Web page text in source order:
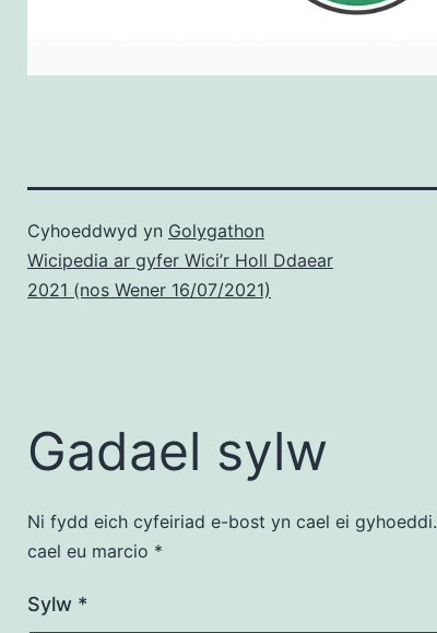
Cyhoeddwyd yn Golygathon
Wicipedia ar gyfer Wici’r Holl Ddaear
2021 (nos Wener 16/07/2021)
Gadael sylw
Ni fydd eich cyfeiriad e-bost yn cael ei gyhoeddi.
cael eu marcio *
Sylw *